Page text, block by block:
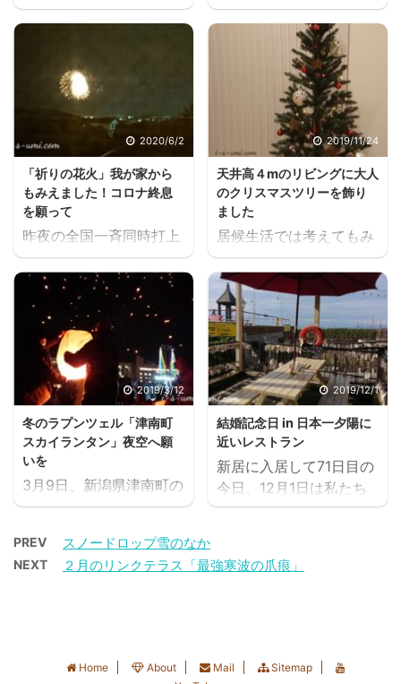
用したバードウォッチン
た。 日本野鳥の会より販
売されているこの人気商
品、運よく在庫もあった
から、２足目の今回も１
足目とまったく同じブラ
ウンカラーのSSサイズを
選びました。 バードウォ
ッチング長靴 なんと言っ
ても、折りたためるから
バッグに入れていつでも
コンパクトに持ち歩ける
し、柔らかく足にフィッ
トして、もたつかず歩き
やすくてアクティブに動
けるのもポイントです。
さらに、このバードウォ
ッチング長靴の収益は、
日本野鳥の会による野鳥
の調査活動や環境 ...
ふるさとの冬の風物詩
「ほんやら洞どうまつ
り」。 昨シーズンは小雪
のため、今シーズンはコ
ロナのため開催が中止さ
れました。 そんな「ほん
やら洞」を思い出しなが
ら、実は先月の大雪の
際、雪壁ができた玄関先
の小路に、かまくらに見
立てた洞をつくってあか
りを灯しました。 ほんや
ら洞 2021.1.10 我が家の
「ほんやら洞」 ほんやら
洞 2021.1.10 平穏な日々
に願いをこめて スポンサ
ーリンク ランキングに参
加しています ご訪問のし
るしにクリックいただけ
ると嬉しいです ...
2020/6/2
「祈りの花火」我が家から
もみえました！コロナ終息
を願って
昨夜の全国一斉同時打上
花火、実は知らなかった
のですが、ドーンと響く
音に気付いて窓から顔を
出すと我が家の北側ちょ
うど日本海の上空に、そ
の打ち上げ花火がみえま
した。 コロナ終息祈りの
花火 2020.6.1 あいすえ
～？どうして花火が。 一
夜明けて知ったんです。
全国の花火業者の有志で
作られた「Cheer up！花
月1日の午後8時から5分
間、全国各地で一斉に花
な企画だったのですね。
2019/11/24
天井高４mのリビングに大人
のクリスマスツリーを飾り
ました
居候生活では考えてもみ
なかったクリスマスツリ
ー。 新居の４mの高天井
のリビングに思い切って
飾ってみました。 しかも
10月の半ばに購入。 待
ちきれずに、当日から飾
っているという気の早
さ。まるで子供のようで
すね。 ツリーを飾るなん
てもう何年ぶりかしら。
幾つになっても心が躍る
ものですね。 買い付けに
化！ LEDで節電できる
ながら、どれにしようか
2019/3/12
冬のラプンツェル「津南町
スカイランタン」夜空へ願
いを
3月9日、新潟県津南町の
スキー場グリーンピア津
ん雪まつりスカイランタ
ン』に参加してきまし
に打ち上げることができ
る演出が口コミで広が
2019/12/1
結婚記念日 in 日本一夕陽に
近いレストラン
新居に入居して71日目の
今日、12月1日は私たち
夫婦の結婚記念日でし
2019.12.1 海沿いを車で
ました。 一昨日の初雪は
PREV スノードロップ雪のなか
NEXT ２月のリンクテラス「最強寒波の爪痕」
Home About Mail
Sitemap